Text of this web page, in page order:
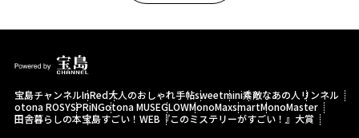
宝島チャンネルInRed大人のおしゃれ手帖sweetmini素敵なあの人 リンネル
otona ROSYSPRiNGotona MUSEGLOWMonoMaxsmartMonoMaster
田舎暮らしの本宝島すごい！WEB 『このミステリーがすごい！』大賞